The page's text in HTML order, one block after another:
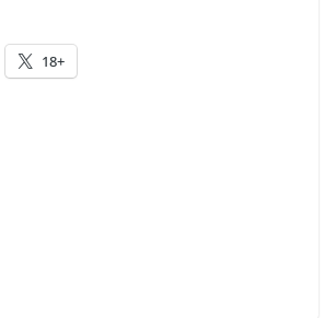
18+